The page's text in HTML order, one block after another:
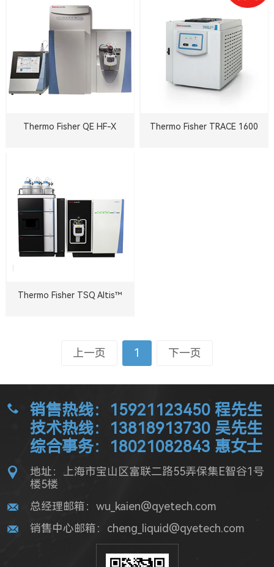
Thermo Fisher QE HF-X Thermo Fisher TRACE 1600
Thermo Fisher TSQ Altis™
上一页 1 下一页
销售热线：15921123450 程先生
技术热线：13818913730 吴先生
综合事务：18021082843 惠女士
地址：上海市宝山区富联二路55弄保集E智谷1号
楼5楼
总经理邮箱：wu_kaien@qyetech.com
销售中心邮箱：cheng_liquid@qyetech.com